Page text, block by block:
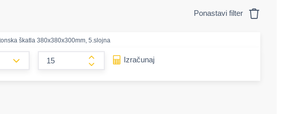
Ponastavi filter
škatla 380x380x300mm, 5.slojna
form.increase-amount
Izračunaj